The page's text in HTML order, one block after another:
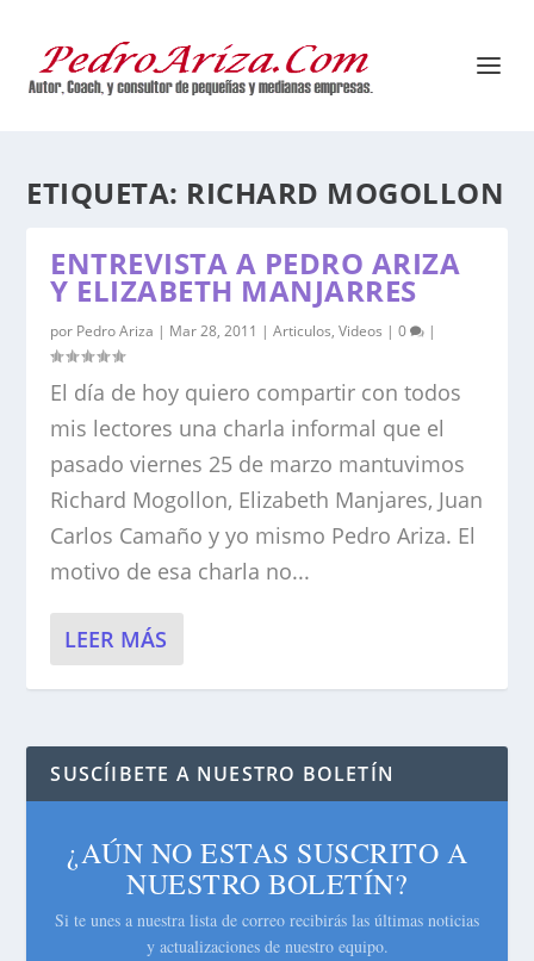
ETIQUETA: RICHARD MOGOLLON
ENTREVISTA A PEDRO ARIZA
Y ELIZABETH MANJARRES
por Pedro Ariza | Mar 28, 2011 |Articulos,Videos |0 |
El día de hoy quiero compartir con todos
mis lectores una charla informal que el
pasado viernes 25 de marzo mantuvimos
Richard Mogollon, Elizabeth Manjares, Juan
Carlos Camaño y yo mismo Pedro Ariza. El
motivo de esa charla no...
LEER MÁS
SUSCÍIBETE A NUESTRO BOLETÍN
¿AÚN NO ESTAS SUSCRITO A
NUESTRO BOLETÍN?
Si te unes a nuestra lista de correo recibirás las últimas noticias
y actualizaciones de nuestro equipo.